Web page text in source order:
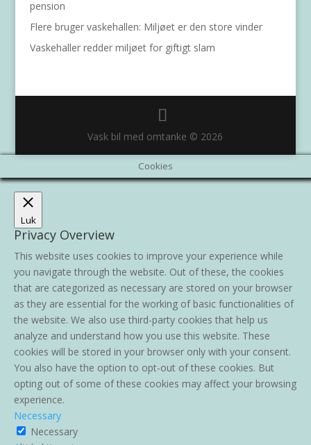
pension
Flere bruger vaskehallen: Miljøet er den store vinder
Vaskehaller redder miljøet for giftigt slam
Vask bil med omtanke © 2026
Cookies
Luk
Privacy Overview
This website uses cookies to improve your experience while
you navigate through the website. Out of these, the cookies
that are categorized as necessary are stored on your browser
as they are essential for the working of basic functionalities of
the website. We also use third-party cookies that help us
analyze and understand how you use this website. These
cookies will be stored in your browser only with your consent.
You also have the option to opt-out of these cookies. But
opting out of some of these cookies may affect your browsing
experience.
Necessary
Necessary